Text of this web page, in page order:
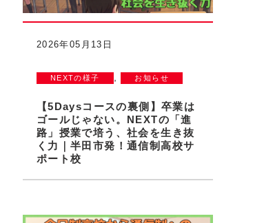
2026年05月13日
NEXTの様子 お知らせ
【5Daysコースの裏側】卒業は
ゴールじゃない。NEXTの「進
路」授業で培う、社会を生き抜
く力｜半田市発！通信制高校サ
ポート校